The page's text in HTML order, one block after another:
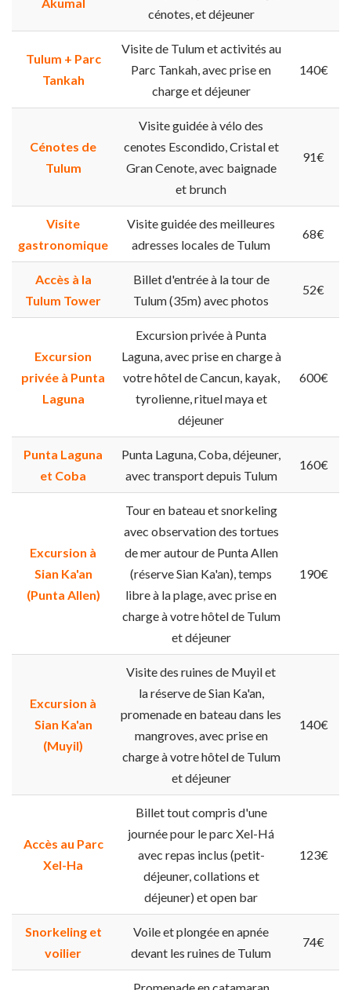
Akumal
cénotes, et déjeuner
Tulum + Parc
Tankah
Visite de Tulum et activités au
Parc Tankah, avec prise en
charge et déjeuner
140€
Cénotes de
Tulum
Visite guidée à vélo des
cenotes Escondido, Cristal et
Gran Cenote, avec baignade
et brunch
91€
Visite
gastronomique
Visite guidée des meilleures
adresses locales de Tulum
68€
Accès à la
Tulum Tower
Billet d'entrée à la tour de
Tulum (35m) avec photos
52€
Excursion
privée à Punta
Laguna
Excursion privée à Punta
Laguna, avec prise en charge à
votre hôtel de Cancun, kayak,
tyrolienne, rituel maya et
déjeuner
600€
Punta Laguna
et Coba
Punta Laguna, Coba, déjeuner,
avec transport depuis Tulum
160€
Excursion à
Sian Ka'an
(Punta Allen)
Tour en bateau et snorkeling
avec observation des tortues
de mer autour de Punta Allen
(réserve Sian Ka'an), temps
libre à la plage, avec prise en
charge à votre hôtel de Tulum
et déjeuner
190€
Excursion à
Sian Ka'an
(Muyil)
Visite des ruines de Muyil et
la réserve de Sian Ka'an,
promenade en bateau dans les
mangroves, avec prise en
charge à votre hôtel de Tulum
et déjeuner
140€
Accès au Parc
Xel-Ha
Billet tout compris d'une
journée pour le parc Xel-Há
avec repas inclus (petit-
déjeuner, collations et
déjeuner) et open bar
123€
Snorkeling et
voilier
Voile et plongée en apnée
devant les ruines de Tulum
74€